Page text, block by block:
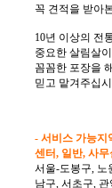
꼭 견적을 받아
10년 이상의 전
중요한 살림살
꼼꼼한 포장을
믿고 맡겨주십
- 서비스 가능지
센터, 일반, 사
서울-도봉구, 노
남구, 서초구,